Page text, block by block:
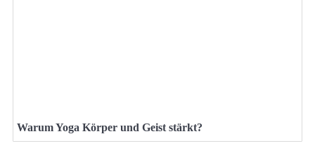
Warum Yoga Körper und Geist stärkt?